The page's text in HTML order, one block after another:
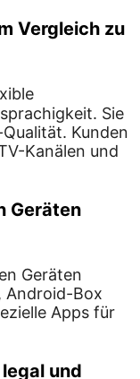
Vergleich zu
Sie
Kunden
Kanälen und
Geräten
Geräten
Android-Box
Apps für
und